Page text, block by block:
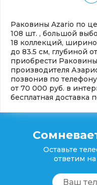
Раковины Azario по
108 шт. , большой
18 коллекций,
до 83.5 см, глубиной
приобрести
производителя
позвонив по телефону
от 70 000 руб. в
бесплатная доставка
Оставьте
ответим